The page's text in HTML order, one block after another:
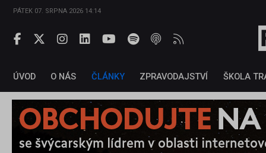
PÁTEK 07. SRPNA 2026 14:14
ÚVOD O NÁS ČLÁNKY ZPRAVODAJSTVÍ ŠKOLA